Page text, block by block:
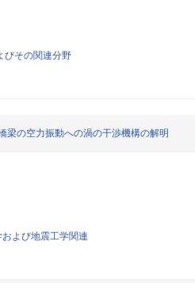
びその関連分野
梁の空力振動への渦の干渉機構の解明
よび地震工学関連